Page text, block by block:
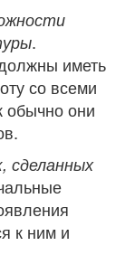
.
иметь
со всеми
обычно они
сделанных
к ним и